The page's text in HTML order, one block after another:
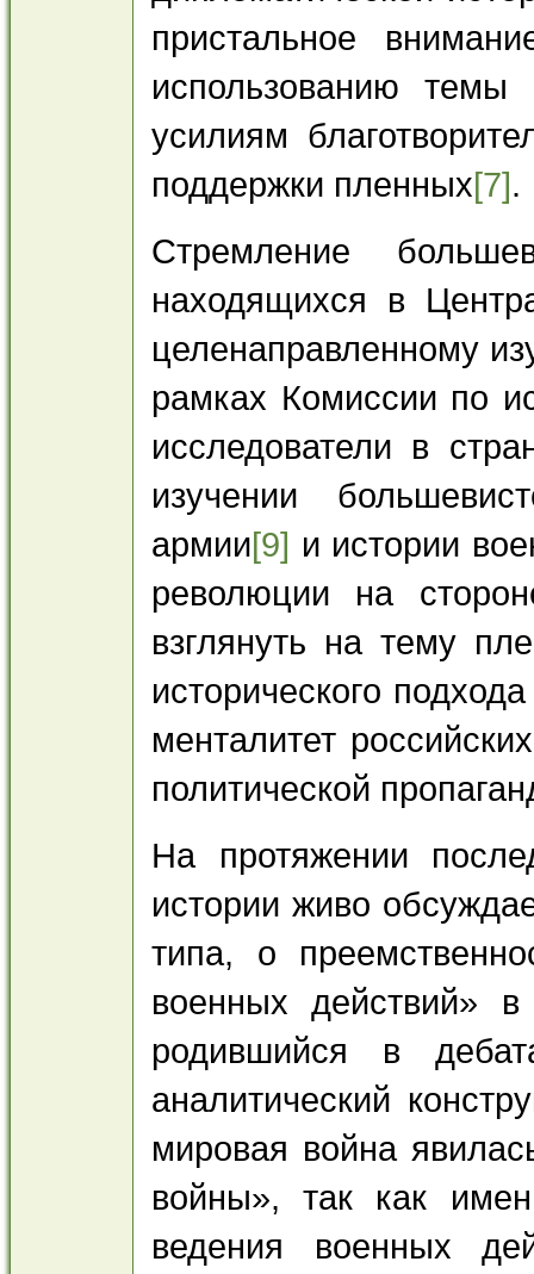
пристальное
использованию
усилиям
поддержки пленных[7].
Стремление
находящихся в
целенаправленному
рамках Комиссии по
исследователи в
изучении
армии[9] и истории
революции на
взглянуть на тему
исторического
менталитет
политической
На протяжении
истории живо
типа, о
военных действий»
родившийся в
аналитический
мировая война
войны», так как
ведения военных